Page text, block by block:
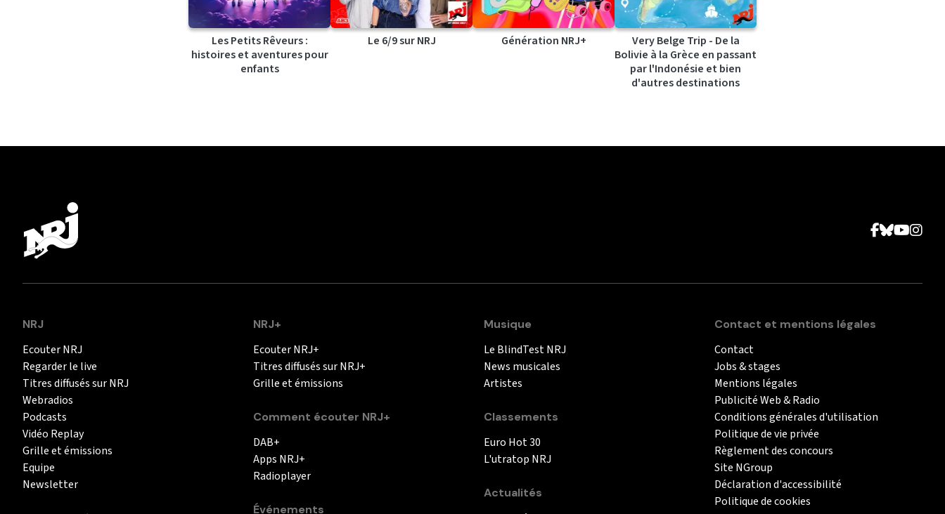
Les Petits Rêveurs :
histoires et aventures pour
enfants
Le 6/9 sur NRJ Génération NRJ+
Very Belge Trip - De la
Bolivie à la Grèce en passant
par l'Indonésie et bien
d'autres destinations
NRJ
Ecouter NRJ
Regarder le live
Titres diffusés sur NRJ
Webradios
Podcasts
Vidéo Replay
Grille et émissions
Equipe
Newsletter
NRJ+
Ecouter NRJ+
Titres diffusés sur NRJ+
Grille et émissions
Comment écouter NRJ+
DAB+
Apps NRJ+
Radioplayer
Événements
Musique
Le BlindTest NRJ
News musicales
Artistes
Classements
Euro Hot 30
L'utratop NRJ
Actualités
Contact et mentions légales
Contact
Jobs & stages
Mentions légales
Publicité Web & Radio
Conditions générales d'utilisation
Politique de vie privée
Règlement des concours
Site NGroup
Déclaration d'accessibilité
Politique de cookies